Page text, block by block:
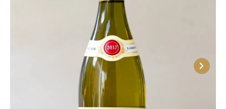
Розовые вина
Итальянские вина
Французские вина
Испанские вина